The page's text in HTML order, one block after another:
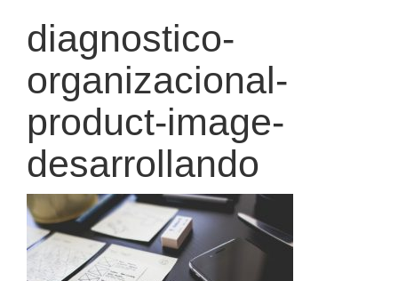
diagnostico-
organizacional-
product-image-
desarrollando